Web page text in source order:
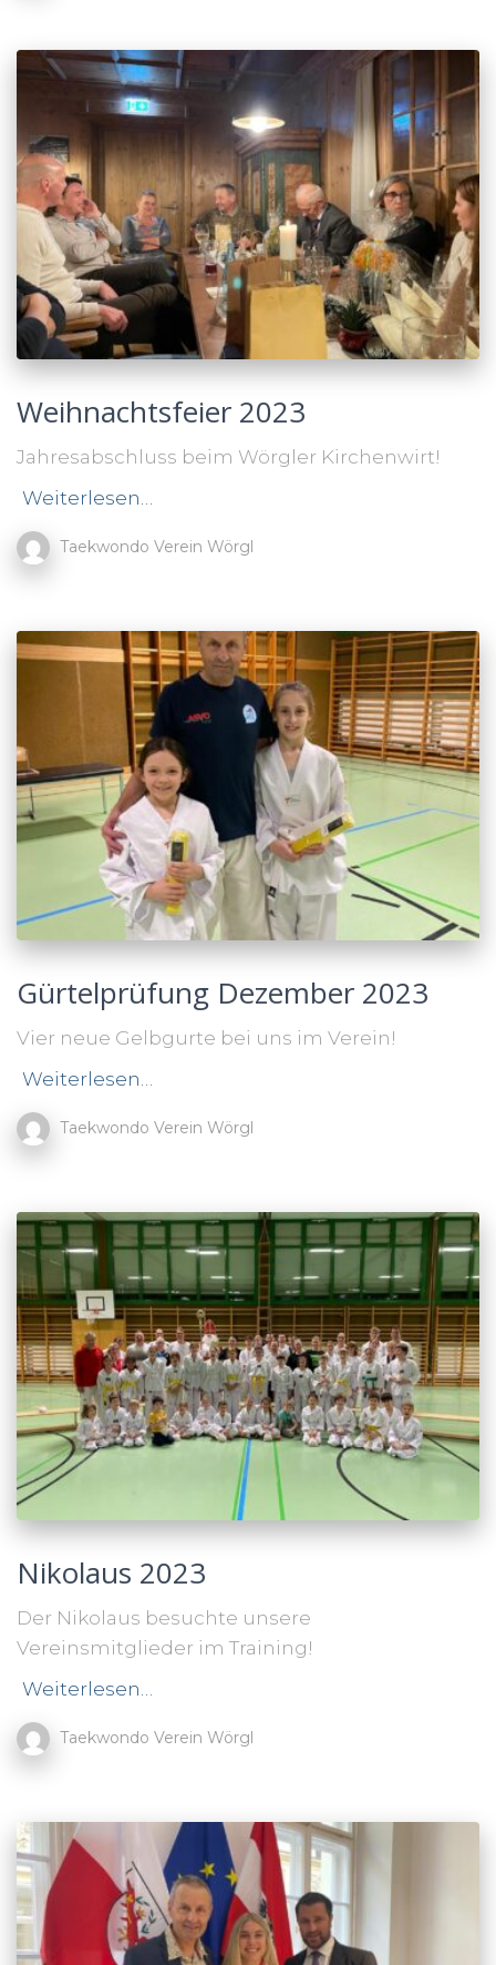
Weihnachtsfeier 2023
Jahresabschluss beim Wörgler Kirchenwirt!
Weiterlesen…
Taekwondo Verein Wörgl
Gürtelprüfung Dezember 2023
Vier neue Gelbgurte bei uns im Verein!
Weiterlesen…
Taekwondo Verein Wörgl
Nikolaus 2023
Der Nikolaus besuchte unsere
Vereinsmitglieder im Training!
Weiterlesen…
Taekwondo Verein Wörgl